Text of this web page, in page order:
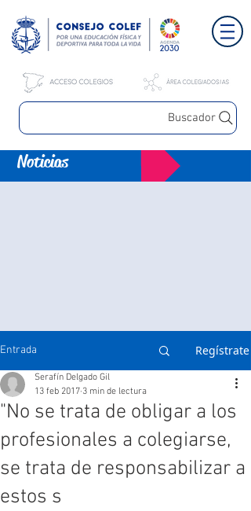
Buscador
Noticias
Entrada Regístrate
"No se trata de obligar a los
profesionales a colegiarse,
se trata de responsabilizar a
estos s
Serafín Delgado Gil
13 feb 2017 3 min de lectura